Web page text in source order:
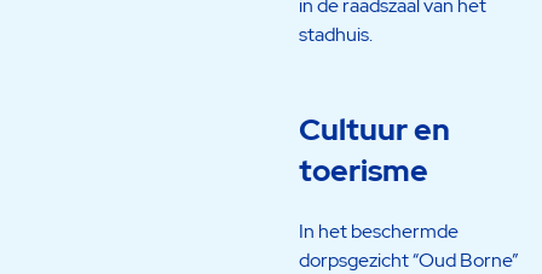
in de raadszaal van het
stadhuis.
Cultuur en
toerisme
In het beschermde
dorpsgezicht “Oud Borne”